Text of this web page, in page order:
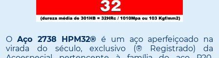
O Aço 2738 HPM32® é um aço aperfeiçoado na
virada do século, exclusivo (® Registrado) da